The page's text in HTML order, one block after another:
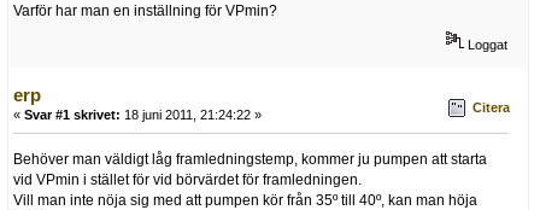
Varför har man en inställning för VPmin?
Loggat
erp
« Svar #1 skrivet: 18 juni 2011, 21:24:22 » Citera
Behöver man väldigt låg framledningstemp, kommer ju pumpen att starta
vid VPmin i stället för vid börvärdet för framledningen.
Vill man inte nöja sig med att pumpen kör från 35º till 40º, kan man höja